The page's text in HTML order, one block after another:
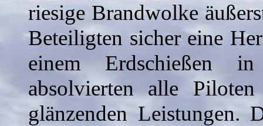
riesige Brandwolke
Beteiligten sicher eine
einem Erdschießen
absolvierten alle
glänzenden Leistungen.